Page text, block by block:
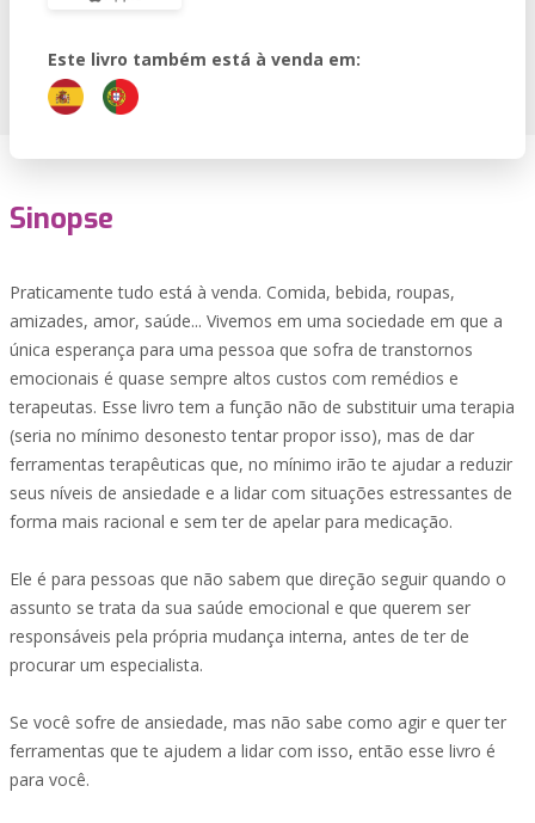
Este livro também está à venda em:
Sinopse
Praticamente tudo está à venda. Comida, bebida, roupas,
amizades, amor, saúde... Vivemos em uma sociedade em que a
única esperança para uma pessoa que sofra de transtornos
emocionais é quase sempre altos custos com remédios e
terapeutas. Esse livro tem a função não de substituir uma terapia
(seria no mínimo desonesto tentar propor isso), mas de dar
ferramentas terapêuticas que, no mínimo irão te ajudar a reduzir
seus níveis de ansiedade e a lidar com situações estressantes de
forma mais racional e sem ter de apelar para medicação.
Ele é para pessoas que não sabem que direção seguir quando o
assunto se trata da sua saúde emocional e que querem ser
responsáveis pela própria mudança interna, antes de ter de
procurar um especialista.
Se você sofre de ansiedade, mas não sabe como agir e quer ter
ferramentas que te ajudem a lidar com isso, então esse livro é
para você.